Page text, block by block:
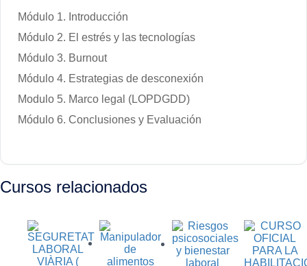
Módulo 1. Introducción
Módulo 2. El estrés y las tecnologías
Módulo 3. Burnout
Módulo 4. Estrategias de desconexión
Modulo 5. Marco legal (LOPDGDD)
Módulo 6. Conclusiones y Evaluación
Cursos relacionados